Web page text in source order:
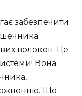
забезпечити
волокон. Це
Вона
Що